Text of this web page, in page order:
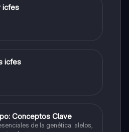
icfes
icfes
Conceptos Clave
de la genética: alelos,